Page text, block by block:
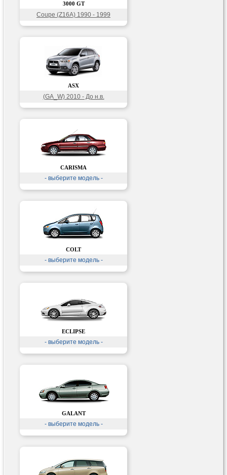
3000 GT
Coupe (Z16A) 1990 - 1999
ASX
(GA_W) 2010 - До н.в.
CARISMA
- выберите модель -
COLT
- выберите модель -
ECLIPSE
- выберите модель -
GALANT
- выберите модель -